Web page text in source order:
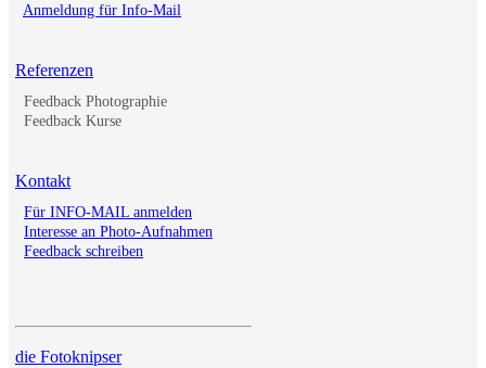
Anmeldung für Info-Mail
Referenzen
Feedback Photographie
Feedback Kurse
Kontakt
Für INFO-MAIL anmelden
Interesse an Photo-Aufnahmen
Feedback schreiben
die Fotoknipser